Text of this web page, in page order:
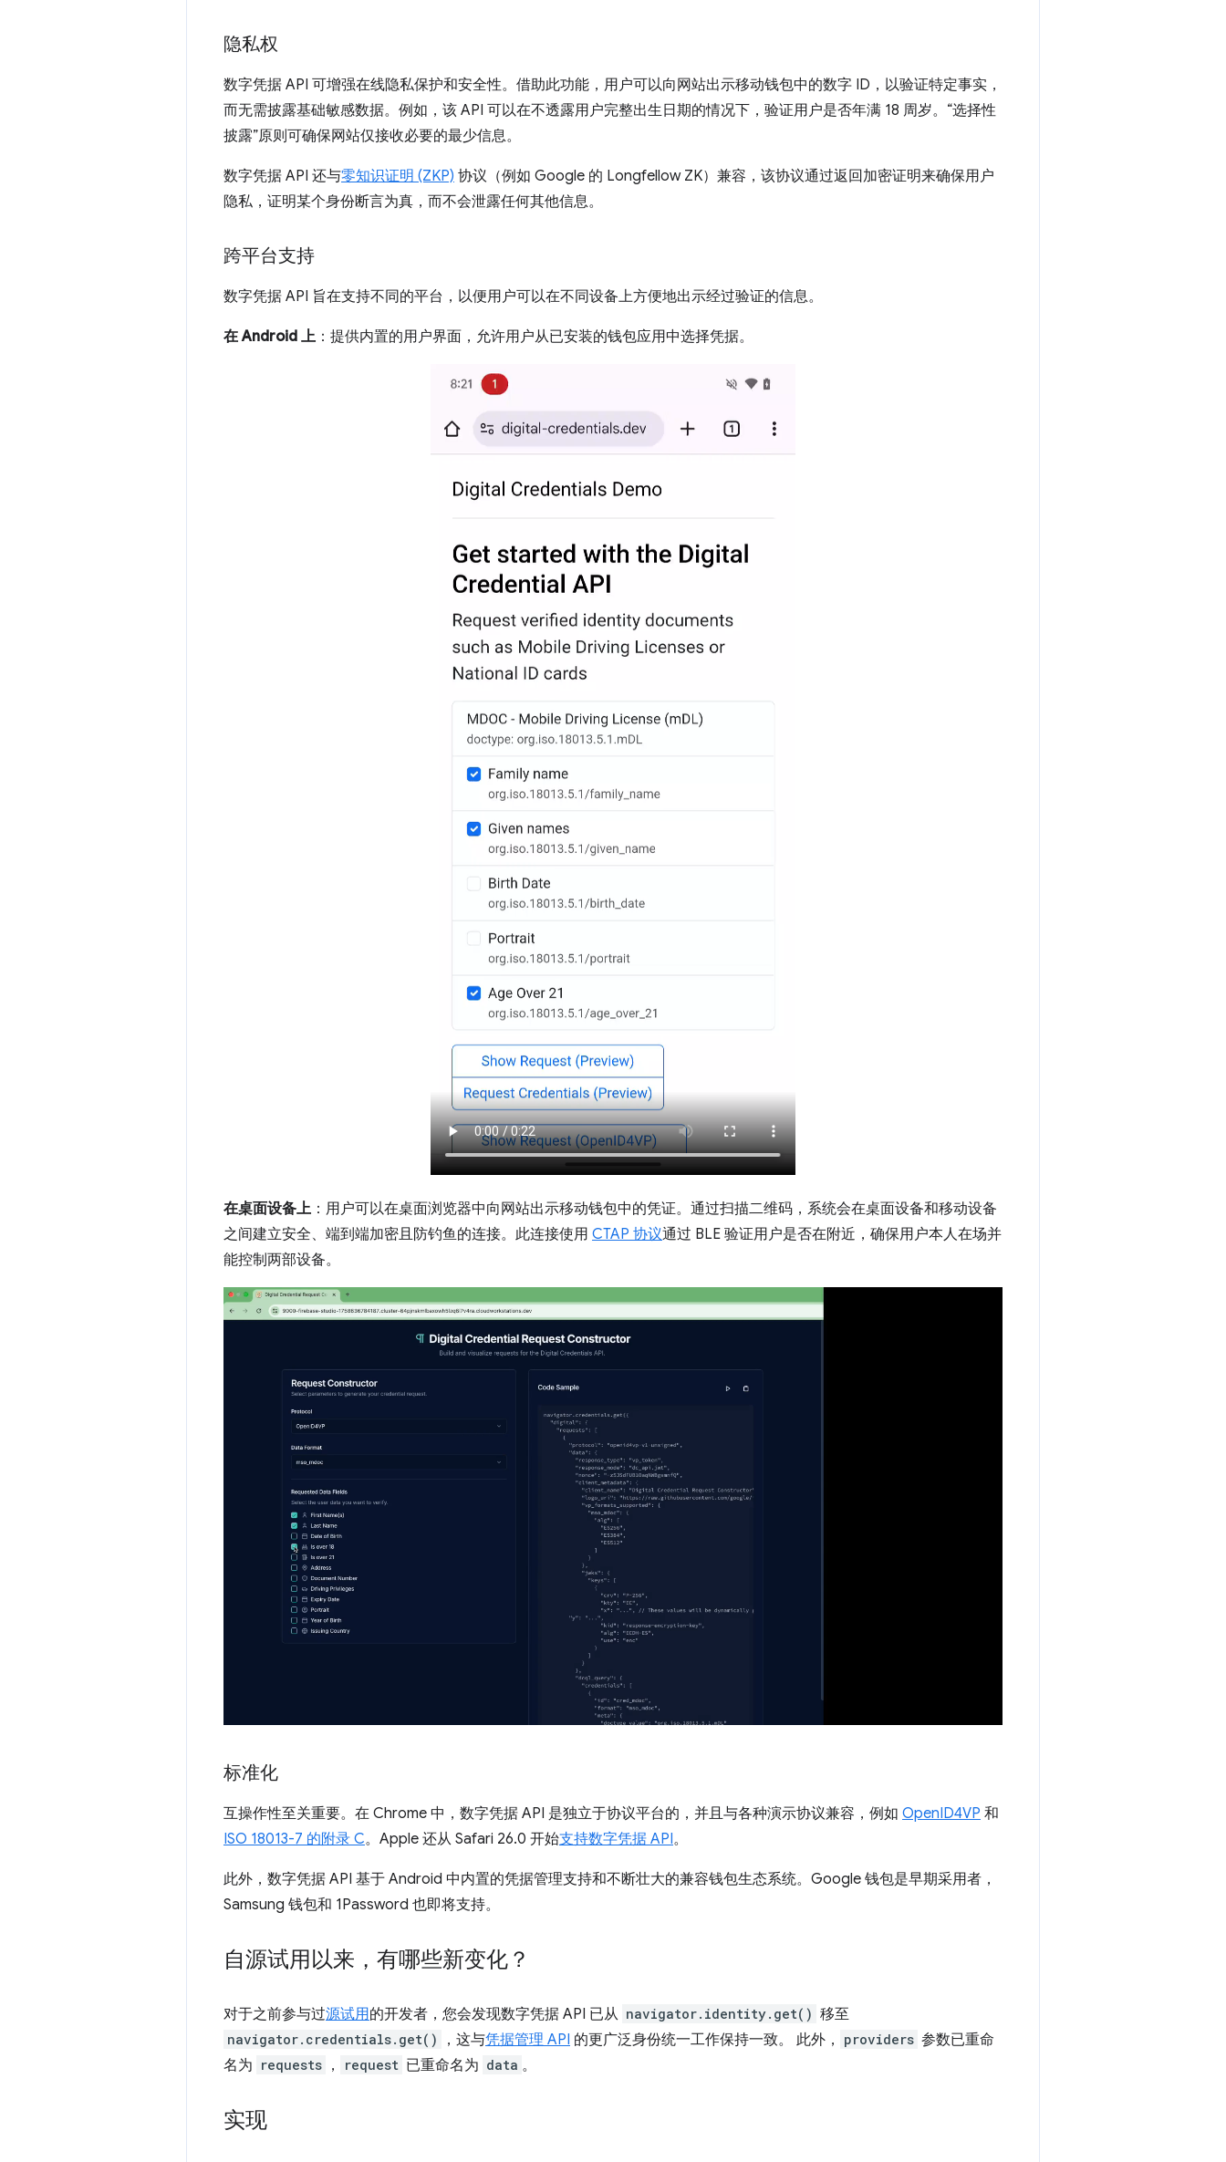
隐私权
数字凭据 API 可增强在线隐私保护和安全性。借助此功能，用户可以向网站出示移动钱包中的数字 ID，以验证特定事实，
而无需披露基础敏感数据。例如，该 API 可以在不透露用户完整出生日期的情况下，验证用户是否年满 18 周岁。“选择性
披露”原则可确保网站仅接收必要的最少信息。
数字凭据 API 还与零知识证明 (ZKP) 协议（例如 Google 的 Longfellow ZK）兼容，该协议通过返回加密证明来确保用户
隐私，证明某个身份断言为真，而不会泄露任何其他信息。
跨平台支持
数字凭据 API 旨在支持不同的平台，以便用户可以在不同设备上方便地出示经过验证的信息。
在 Android 上 ：提供内置的用户界面，允许用户从已安装的钱包应用中选择凭据。
在桌面设备上 ：用户可以在桌面浏览器中向网站出示移动钱包中的凭证。通过扫描二维码，系统会在桌面设备和移动设备
之间建立安全、端到端加密且防钓鱼的连接。此连接使用 CTAP 协议通过 BLE 验证用户是否在附近，确保用户本人在场并
能控制两部设备。
标准化
互操作性至关重要。在 Chrome 中，数字凭据 API 是独立于协议平台的，并且与各种演示协议兼容，例如 OpenID4VP 和
ISO 18013-7 的附录 C。Apple 还从 Safari 26.0 开始支持数字凭据 API。
此外，数字凭据 API 基于 Android 中内置的凭据管理支持和不断壮大的兼容钱包生态系统。Google 钱包是早期采用者，
Samsung 钱包和 1Password 也即将支持。
自源试用以来，有哪些新变化？
对于之前参与过源试用的开发者，您会发现数字凭据 API 已从 navigator.identity.get() 移至
navigator.credentials.get() ，这与凭据管理 API 的更广泛身份统一工作保持一致。 此外， providers 参数已重命
名为 requests ， request 已重命名为 data 。
实现